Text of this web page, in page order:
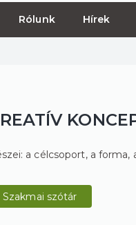
Rólunk Hírek
a célcsoport, a
Szakmai szótár